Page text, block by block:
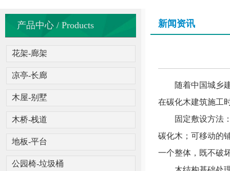
产品中心 / Products
花架-廊架
凉亭-长廊
木屋-别墅
木桥-栈道
地板-平台
公园椅-垃圾桶
新闻资讯
随着中国城乡建
在碳化木建筑施工
固定敷设方法：
碳化木；可移动的
一个整体，既不破